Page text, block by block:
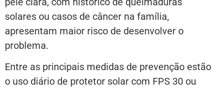
solares ou casos de câncer na família,
apresentam maior risco de desenvolver o
problema.
Entre as principais medidas de prevenção estão
o uso diário de protetor solar com FPS 30 ou